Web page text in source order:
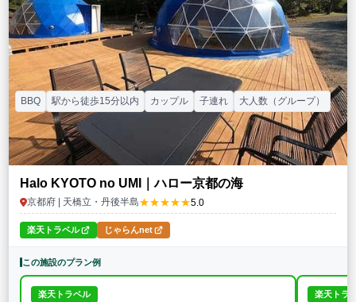
Halo KYOTO no UMI｜ハロー京都の海
京都府 | 天橋立・丹後半島★★★★★5.0
BBQ 駅から徒歩15分以内 カップル 子連れ 大人数（グループ）
楽天トラベル じゃらんnet
この施設のプラン例
楽天トラベル 楽天トラ